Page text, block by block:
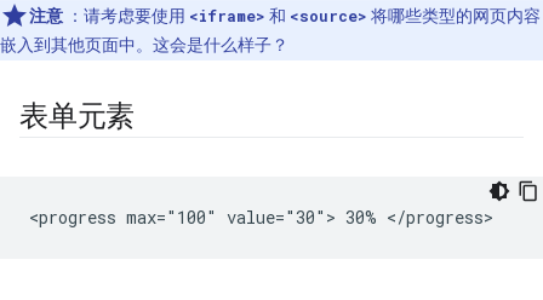
注意 ：请考虑要使用 <iframe> 和 <source> 将哪些类型的网页内容
嵌入到其他页面中。这会是什么样子？
表单元素